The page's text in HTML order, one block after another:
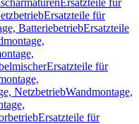
Ersatzteile für
Ersatzteile für
BatteriebetriebErsatzteile
Ersatzteile für
NetzbetriebWandmontage,
Ersatzteile für